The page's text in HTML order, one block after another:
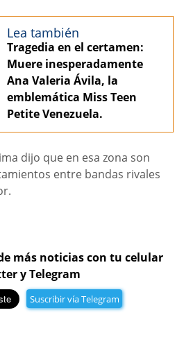
Lea también
Tragedia en el certamen:
Muere inesperadamente
Ana Valeria Ávila, la
emblemática Miss Teen
Petite Venezuela.
dijo que en esa zona son
entre bandas rivales
más noticias con tu celular
y Telegram
Suscribir vía Telegram